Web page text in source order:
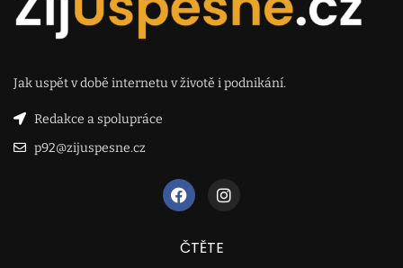
Jak uspět v době internetu v životě i podnikání.
Redakce a spolupráce
p92@zijuspesne.cz
ČTĚTE